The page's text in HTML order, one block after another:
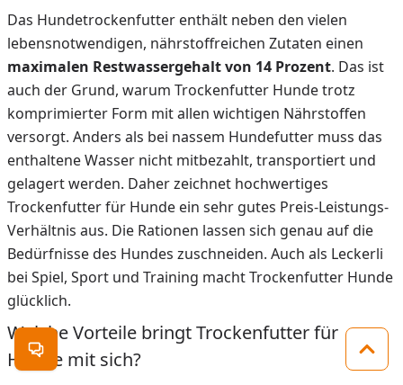
Das Hundetrockenfutter enthält neben den vielen
lebensnotwendigen, nährstoffreichen Zutaten einen
maximalen Restwassergehalt von 14 Prozent. Das ist
auch der Grund, warum Trockenfutter Hunde trotz
komprimierter Form mit allen wichtigen Nährstoffen
versorgt. Anders als bei nassem Hundefutter muss das
enthaltene Wasser nicht mitbezahlt, transportiert und
gelagert werden. Daher zeichnet hochwertiges
Trockenfutter für Hunde ein sehr gutes Preis-Leistungs-
Verhältnis aus. Die Rationen lassen sich genau auf die
Bedürfnisse des Hundes zuschneiden. Auch als Leckerli
bei Spiel, Sport und Training macht Trockenfutter Hunde
glücklich.
Welche Vorteile bringt Trockenfutter für
Hunde mit sich?
Kontakt öffnen